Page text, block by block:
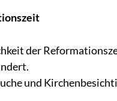
der
und